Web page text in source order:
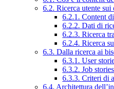
6.2. Ricerca utente
6.2.1. Content
6.2.2. Dati di
6.2.3. Ricerca
6.2.4. Ricerca
6.3. Dalla ricerca ai
6.3.1. User
6.3.2. Job
6.3.3. Criteri di
6.4. Architettura